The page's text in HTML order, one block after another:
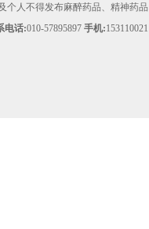
个人不得发布麻醉药品、精神药
电话:010-57895897 手机: